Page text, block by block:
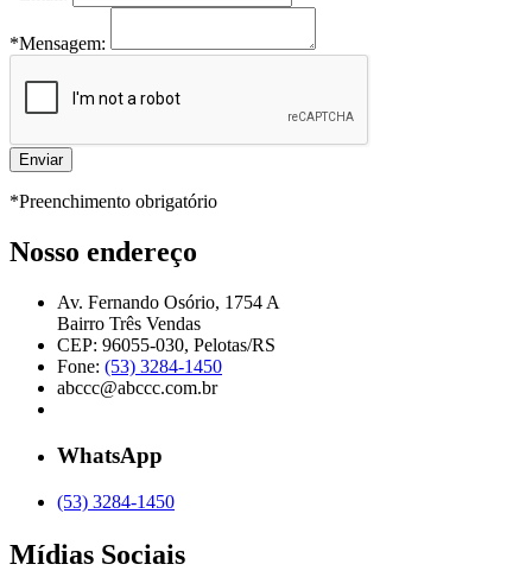
*Mensagem:
*Preenchimento obrigatório
Nosso endereço
Av. Fernando Osório, 1754 A
Bairro Três Vendas
CEP: 96055-030, Pelotas/RS
Fone: (53) 3284-1450
abccc@abccc.com.br
WhatsApp
(53) 3284-1450
Mídias Sociais